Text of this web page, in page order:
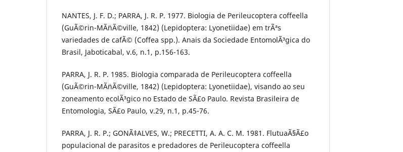
NANTES, J. F. D.; PARRA, J. R. P. 1977. Biologia de Perileucoptera coffeella
(GuÃ©rin-MÃ¨nÃ©ville, 1842) (Lepidoptera: Lyonetiidae) em trÃªs
variedades de cafÃ© (Coffea spp.). Anais da Sociedade EntomolÃ³gica do
Brasil, Jaboticabal, v.6, n.1, p.156-163.
PARRA, J. R. P. 1985. Biologia comparada de Perileucoptera coffeella
(GuÃ©rin-MÃ¨nÃ©ville, 1842) (Lepidoptera: Lyonetiidae), visando ao seu
zoneamento ecolÃ³gico no Estado de SÃ£o Paulo. Revista Brasileira de
Entomologia, SÃ£o Paulo, v.29, n.1, p.45-76.
PARRA, J. R. P.; GONÃ‡ALVES, W.; PRECETTI, A. A. C. M. 1981. FlutuaÃ§Ã£o
populacional de parasitos e predadores de Perileucoptera coffeella